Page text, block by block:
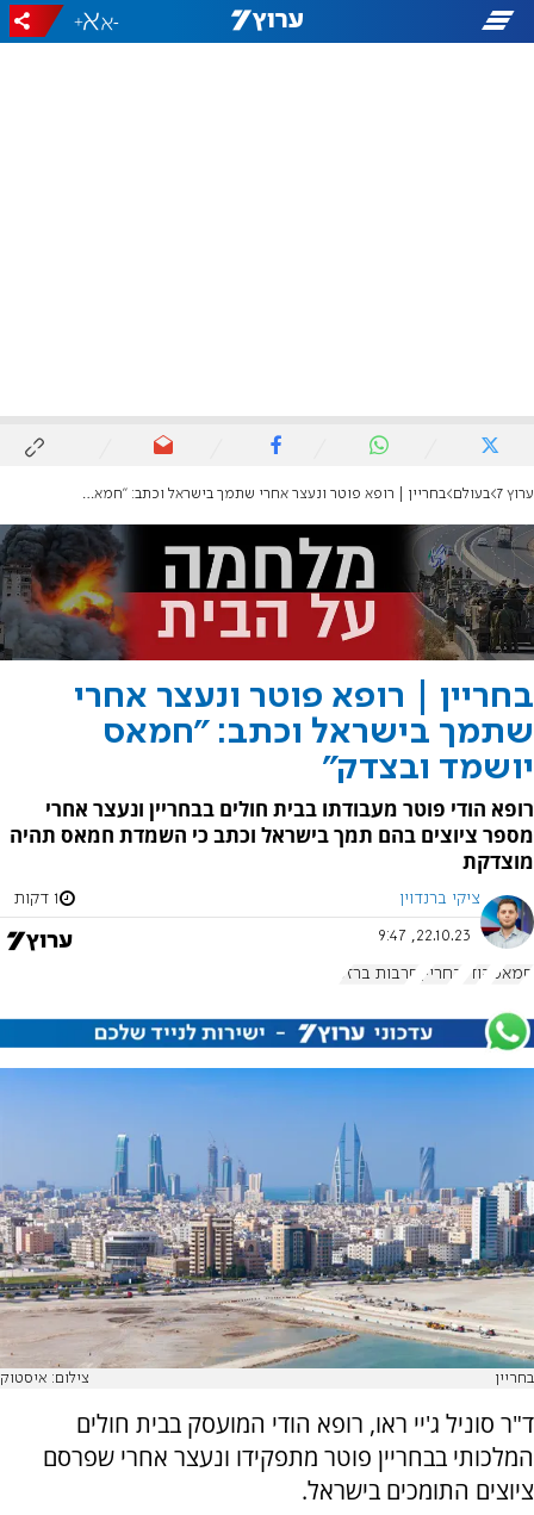
-
+
ערוץ 7 בעולם בחריין | רופא פוטר ונעצר אחרי שתמך בישראל וכתב: "חמאס יושמד ובצדק"
בחריין | רופא פוטר ונעצר אחרי
שתמך בישראל וכתב: "חמאס
יושמד ובצדק"
רופא הודי פוטר מעבודתו בבית חולים בבחריין ונעצר אחרי
מספר ציוצים בהם תמך בישראל וכתב כי השמדת חמאס תהיה
מוצדקת
ציקי ברנדוין 1 דקות
22.10.23, 9:47
חמאס הודו בחריין חרבות ברזל
בחריין צילום: איסטוק
ד"ר סוניל ג'יי ראו, רופא הודי המועסק בבית חולים
המלכותי בבחריין פוטר מתפקידו ונעצר אחרי שפרסם
ציוצים התומכים בישראל.